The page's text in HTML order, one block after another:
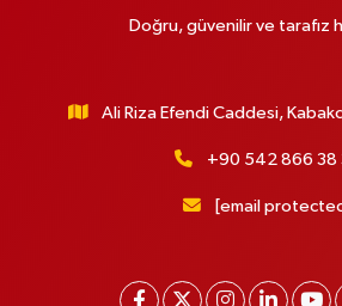
Doğru, güvenilir ve tarafız
Ali Riza Efendi Caddesi,
+90 542 866 38
[email